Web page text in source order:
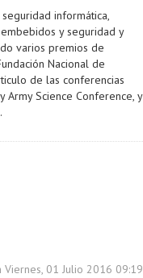
informática,
y seguridad y
varios premios de
Nacional de
de las conferencias
Army Science Conference, y
Viernes, 01 Julio 2016 09:19